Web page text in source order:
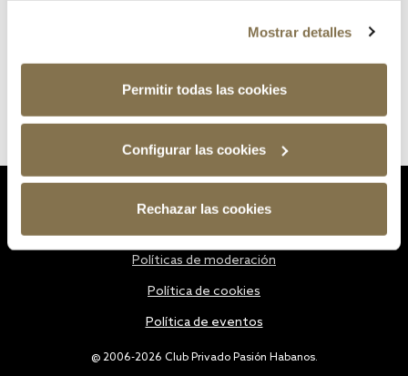
Mostrar detalles
Permitir todas las cookies
Configurar las cookies
Rechazar las cookies
@ 2006-2026 Club Privado Pasión Habanos.
Políticas de moderación
Política de cookies
Política de eventos